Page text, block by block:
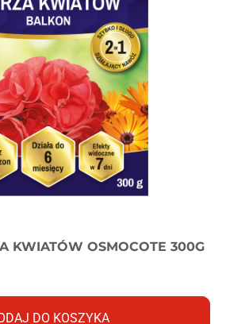
KWIATÓW OSMOCOTE 300G
DO KOSZYKA